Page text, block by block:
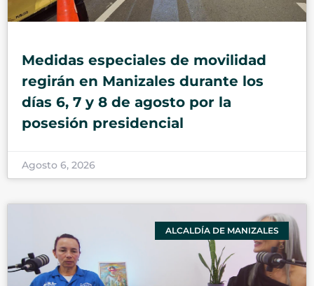
Medidas especiales de movilidad
regirán en Manizales durante los
días 6, 7 y 8 de agosto por la
posesión presidencial
Agosto 6, 2026
ALCALDÍA DE MANIZALES